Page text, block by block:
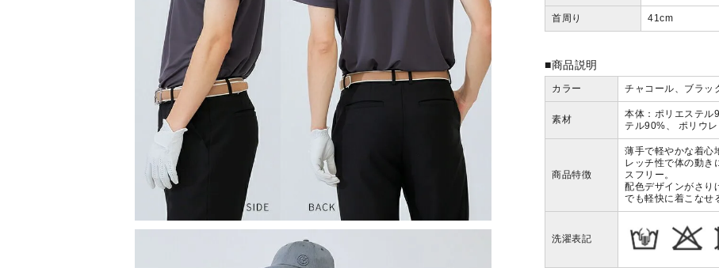
首周り 41cm
■商品説明
カラー チャコール、ブラッ
素材 本体：ポリエステ
テル90%、 ポリウ
商品特徴
薄手で軽やかな着心
レッチ性で体の動き
スフリー。
配色デザインがさり
でも軽快に着こなせ
洗濯表記